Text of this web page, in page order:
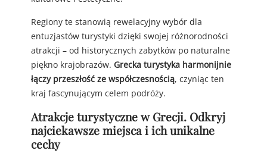
Regiony te stanowią rewelacyjny wybór dla
entuzjastów turystyki dzięki swojej różnorodności
atrakcji – od historycznych zabytków po naturalne
piękno krajobrazów. Grecka turystyka harmonijnie
łączy przeszłość ze współczesnością, czyniąc ten
kraj fascynującym celem podróży.
Atrakcje turystyczne w Grecji. Odkryj
najciekawsze miejsca i ich unikalne
cechy